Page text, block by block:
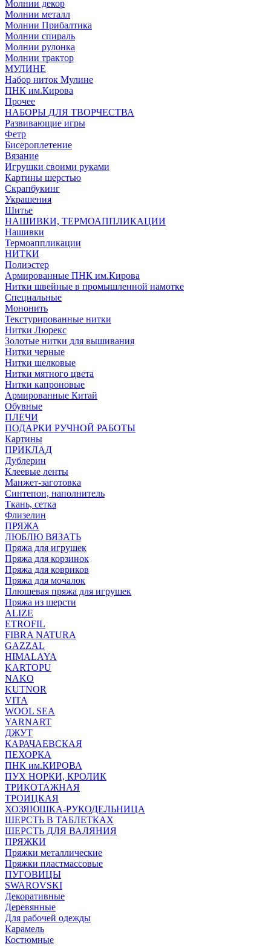
Молнии декор
Молнии металл
Молнии Прибалтика
Молнии спираль
Молнии рулонка
Молнии трактор
МУЛИНЕ
Набор ниток Мулине
ПНК им.Кирова
Прочее
НАБОРЫ ДЛЯ ТВОРЧЕСТВА
Развивающие игры
Фетр
Бисероплетение
Вязание
Игрушки своими руками
Картины шерстью
Скрапбукинг
Украшения
Шитье
НАШИВКИ, ТЕРМОАППЛИКАЦИИ
Нашивки
Термоаппликации
НИТКИ
Полиэстер
Армированные ПНК им.Кирова
Нитки швейные в промышленной намотке
Специальные
Мононить
Текстурированные нитки
Нитки Люрекс
Золотые нитки для вышивания
Нитки черные
Нитки шелковые
Нитки мятного цвета
Нитки капроновые
Армированные Китай
Обувные
ПЛЕЧИ
ПОДАРКИ РУЧНОЙ РАБОТЫ
Картины
ПРИКЛАД
Дублерин
Клеевые ленты
Манжет-заготовка
Синтепон, наполнитель
Ткань, сетка
Флизелин
ПРЯЖА
ЛЮБЛЮ ВЯЗАТЬ
Пряжа для игрушек
Пряжа для корзинок
Пряжа для ковриков
Пряжа для мочалок
Плюшевая пряжа для игрушек
Пряжа из шерсти
ALIZE
ETROFIL
FIBRA NATURA
GAZZAL
HIMALAYA
KARTOPU
NAKO
KUTNOR
VITA
WOOL SEA
YARNART
ДЖУТ
КАРАЧАЕВСКАЯ
ПЕХОРКА
ПНК им.КИРОВА
ПУХ НОРКИ, КРОЛИК
ТРИКОТАЖНАЯ
ТРОИЦКАЯ
ХОЗЯЮШКА-РУКОДЕЛЬНИЦА
ШЕРСТЬ В ТАБЛЕТКАХ
ШЕРСТЬ ДЛЯ ВАЛЯНИЯ
ПРЯЖКИ
Пряжки металлические
Пряжки пластмассовые
ПУГОВИЦЫ
SWAROVSKI
Декоративные
Деревянные
Для рабочей одежды
Карамель
Костюмные